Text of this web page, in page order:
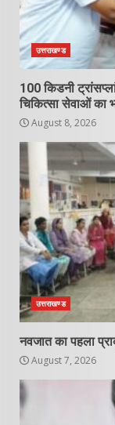
उत्तराखण्ड
100 किडनी
चिकित्सा सेवाओं का
August 8, 2026
उत्तराखण्ड
नवजात का पहला
August 7, 2026